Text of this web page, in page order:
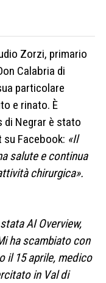
Zorzi, primario
Calabria di
particolare
e rinato. È
di Negrar è stato
Facebook: «Il
salute e continua
chirurgica».
AI Overview,
ha scambiato con
il 15 aprile, medico
in Val di